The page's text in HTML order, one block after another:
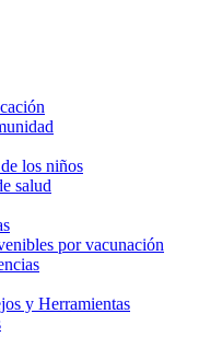
los niños
salud
por vacunación
y Herramientas